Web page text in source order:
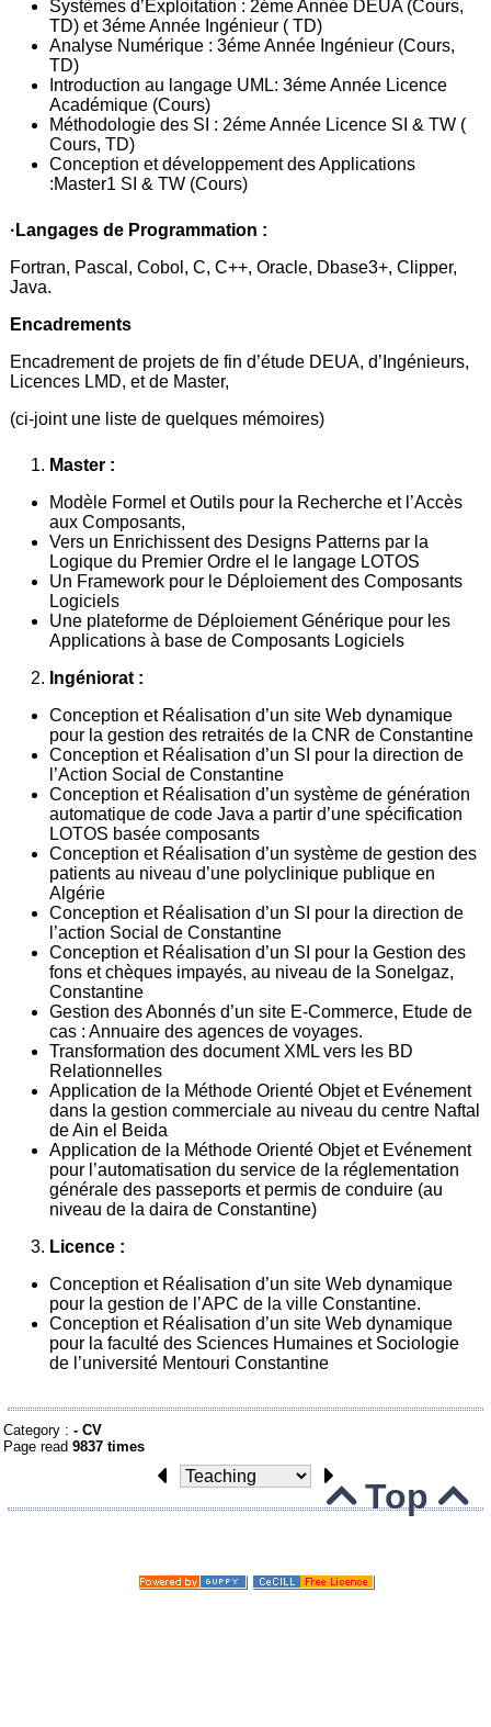
Systèmes d’Exploitation : 2éme Année DEUA (Cours,
TD) et 3éme Année Ingénieur ( TD)
Analyse Numérique : 3éme Année Ingénieur (Cours,
TD)
Introduction au langage UML: 3éme Année Licence
Académique (Cours)
Méthodologie des SI : 2éme Année Licence SI & TW (
Cours, TD)
Conception et développement des Applications
:Master1 SI & TW (Cours)
·Langages de Programmation :
Fortran, Pascal, Cobol, C, C++, Oracle, Dbase3+, Clipper,
Java.
Encadrements
Encadrement de projets de fin d’étude DEUA, d’Ingénieurs,
Licences LMD, et de Master,
(ci-joint une liste de quelques mémoires)
Master :
Modèle Formel et Outils pour la Recherche et l’Accès
aux Composants,
Vers un Enrichissent des Designs Patterns par la
Logique du Premier Ordre el le langage LOTOS
Un Framework pour le Déploiement des Composants
Logiciels
Une plateforme de Déploiement Générique pour les
Applications à base de Composants Logiciels
Ingéniorat :
Conception et Réalisation d’un site Web dynamique
pour la gestion des retraités de la CNR de Constantine
Conception et Réalisation d’un SI pour la direction de
l’Action Social de Constantine
Conception et Réalisation d’un système de génération
automatique de code Java a partir d’une spécification
LOTOS basée composants
Conception et Réalisation d’un système de gestion des
patients au niveau d’une polyclinique publique en
Algérie
Conception et Réalisation d’un SI pour la direction de
l’action Social de Constantine
Conception et Réalisation d’un SI pour la Gestion des
fons et chèques impayés, au niveau de la Sonelgaz,
Constantine
Gestion des Abonnés d’un site E-Commerce, Etude de
cas : Annuaire des agences de voyages.
Transformation des document XML vers les BD
Relationnelles
Application de la Méthode Orienté Objet et Evénement
dans la gestion commerciale au niveau du centre Naftal
de Ain el Beida
Application de la Méthode Orienté Objet et Evénement
pour l’automatisation du service de la réglementation
générale des passeports et permis de conduire (au
niveau de la daira de Constantine)
Licence :
Conception et Réalisation d’un site Web dynamique
pour la gestion de l’APC de la ville Constantine.
Conception et Réalisation d’un site Web dynamique
pour la faculté des Sciences Humaines et Sociologie
de l’université Mentouri Constantine
Category :-CV
Page read9837 times
Top